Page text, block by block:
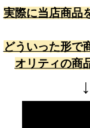
実際に当店商品
どういった形で
オリティの商
↓